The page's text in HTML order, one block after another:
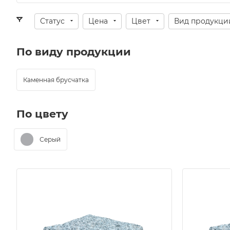
Статус Цена Цвет Вид
По виду продукции
Каменная брусчатка
По цвету
Серый